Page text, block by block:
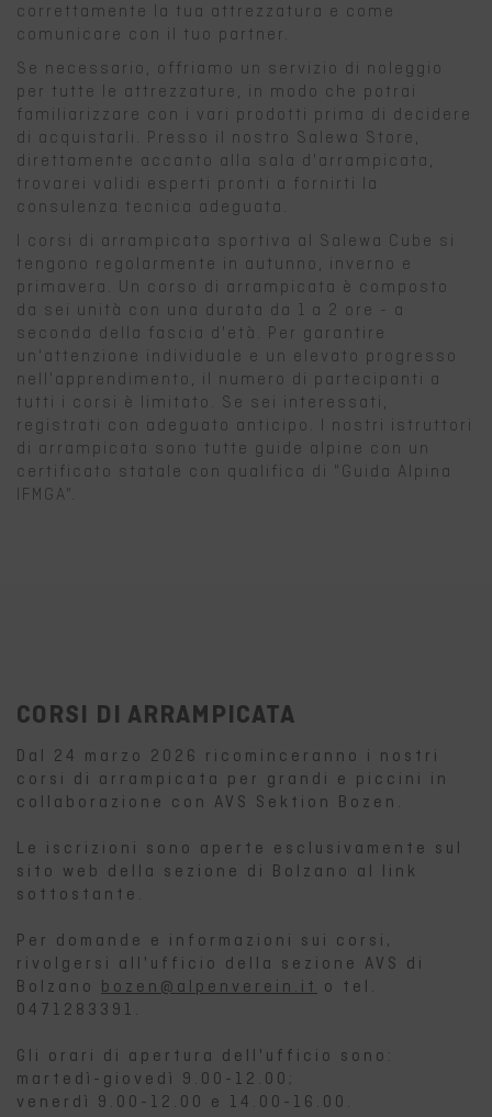
correttamente la tua attrezzatura e come
comunicare con il tuo partner.
Se necessario, offriamo un servizio di noleggio
per tutte le attrezzature, in modo che potrai
familiarizzare con i vari prodotti prima di decidere
di acquistarli. Presso il nostro Salewa Store,
direttamente accanto alla sala d'arrampicata,
trovarei validi esperti pronti a fornirti la
consulenza tecnica adeguata.
I corsi di arrampicata sportiva al Salewa Cube si
tengono regolarmente in autunno, inverno e
primavera. Un corso di arrampicata è composto
da sei unità con una durata da 1 a 2 ore - a
seconda della fascia d'età. Per garantire
un'attenzione individuale e un elevato progresso
nell'apprendimento, il numero di partecipanti a
tutti i corsi è limitato. Se sei interessati,
registrati con adeguato anticipo. I nostri istruttori
di arrampicata sono tutte guide alpine con un
certificato statale con qualifica di "Guida Alpina
IFMGA".
CORSI DI ARRAMPICATA
Dal 24 marzo 2026 ricominceranno i nostri
corsi di arrampicata per grandi e piccini in
collaborazione con AVS Sektion Bozen.
Le iscrizioni sono aperte esclusivamente sul
sito web della sezione di Bolzano al link
sottostante.
Per domande e informazioni sui corsi,
rivolgersi all'ufficio della sezione AVS di
Bolzano bozen@alpenverein.it
o tel.
0471283391.
Gli orari di apertura dell'ufficio sono:
martedì-giovedì 9.00-12.00;
venerdì 9.00-12.00 e 14.00-16.00.